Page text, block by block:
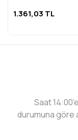
1.361,03 TL
Saat
durumuna göre